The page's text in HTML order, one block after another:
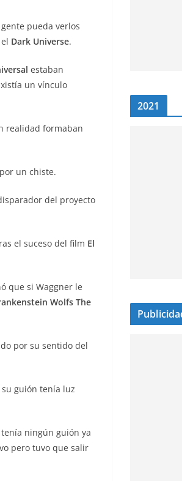
pueda verlos
Dark Universe.
estaban
un vínculo
realidad formaban
un chiste.
del proyecto
el suceso del film El
que si Waggner le
Wolfs The
por su sentido del
guión tenía luz
ningún guión ya
pero tuvo que salir
2021